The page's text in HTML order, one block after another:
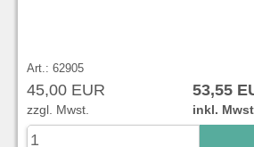
Art.: 62905
45,00 EUR 53,55
zzgl. Mwst.
inkl.